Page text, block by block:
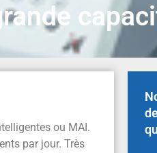
ou MAI.
par jour. Très